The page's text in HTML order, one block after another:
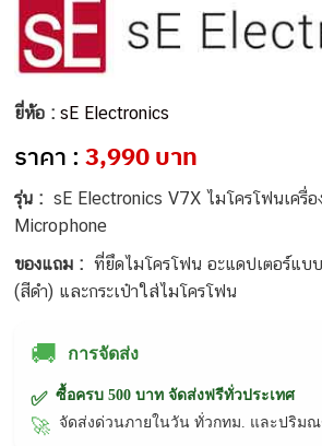
ยี่ห้อ :sE Electronics
ราคา :3,990 บาท
รุ่น :sE Electronics V7X ไมโครโฟนเครื่
Microphone
ของแถม :ที่ยึดไมโครโฟน อะแดปเตอร์แบ
(สีดำ) และกระเป๋าใส่ไมโครโฟน
🚚 การจัดส่ง
✅ ซื้อครบ 500 บาท จัดส่งฟรีทั่วประเทศ
🚀 จัดส่งด่วนภายในวัน ทั่วกทม. และปริม